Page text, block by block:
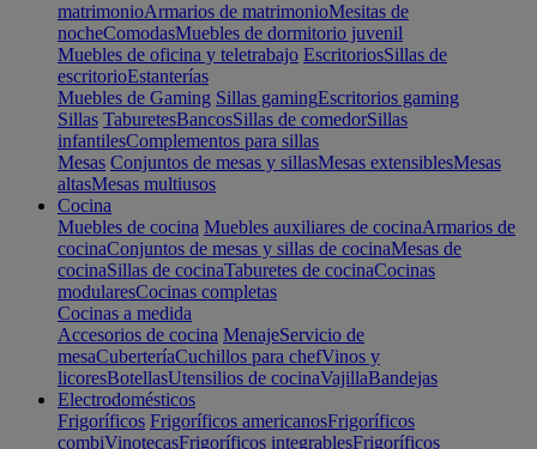
matrimonioArmarios de matrimonioMesitas de
nocheComodasMuebles de dormitorio juvenil
Muebles de oficina y teletrabajo EscritoriosSillas de
escritorioEstanterías
Muebles de Gaming Sillas gamingEscritorios gaming
Sillas TaburetesBancosSillas de comedorSillas
infantilesComplementos para sillas
Mesas Conjuntos de mesas y sillasMesas extensiblesMesas
altasMesas multiusos
Cocina
Muebles de cocina Muebles auxiliares de cocinaArmarios de
cocinaConjuntos de mesas y sillas de cocinaMesas de
cocinaSillas de cocinaTaburetes de cocinaCocinas
modularesCocinas completas
Cocinas a medida
Accesorios de cocina MenajeServicio de
mesaCuberteríaCuchillos para chefVinos y
licoresBotellasUtensilios de cocinaVajillaBandejas
Electrodomésticos
Frigoríficos Frigoríficos americanosFrigoríficos
combiVinotecasFrigoríficos integrablesFrigoríficos